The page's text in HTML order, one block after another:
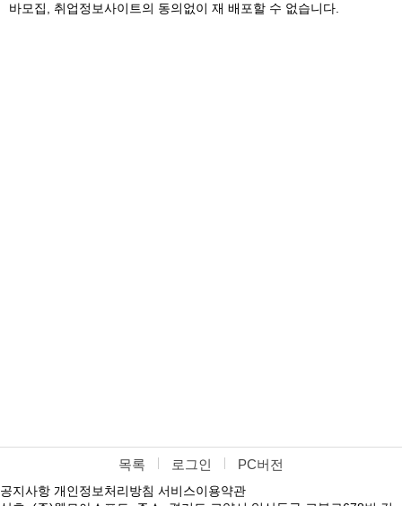
바모집, 취업정보사이트의 동의없이 재 배포할 수 없습니다.
목록 로그인 PC버전
공지사항 개인정보처리방침 서비스이용약관